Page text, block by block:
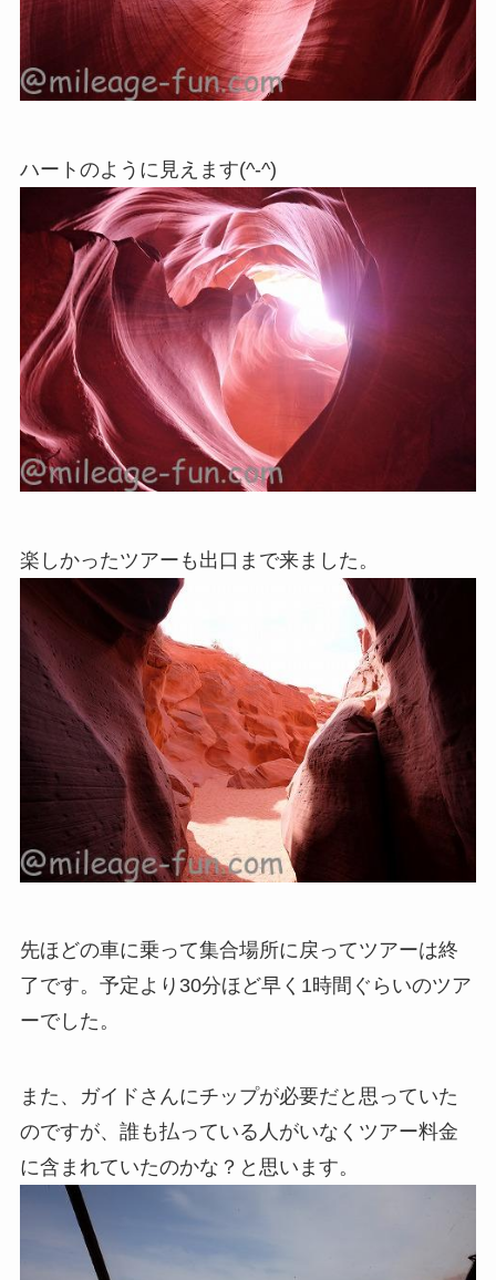
ハートのように見えます(^-^)
楽しかったツアーも出口まで来ました。
先ほどの車に乗って集合場所に戻ってツアーは終
了です。予定より30分ほど早く1時間ぐらいのツア
ーでした。
また、ガイドさんにチップが必要だと思っていた
のですが、誰も払っている人がいなくツアー料金
に含まれていたのかな？と思います。